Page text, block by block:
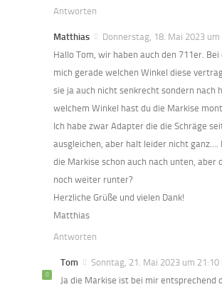
Antworten
Matthias
Donnerstag, 18. Mai 2023 um
Hallo Tom, wir haben auch den 711er.
mich gerade welchen Winkel diese
sie ja auch nicht senkrecht sondern nach
welchem Winkel hast du die Markise
Ich habe zwar Adapter die die Schräge
ausgleichen, aber halt leider nicht
die Markise schon auch nach unten, aber
noch weiter runter?
Herzliche Grüße und vielen Dank!
Matthias
Antworten
Tom
Sonntag, 21. Mai 2023 um 21:10
Ja die Markise ist bei mir entsprechend